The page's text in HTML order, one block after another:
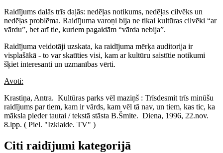
Raidījums dalās trīs daļās: nedēļas notikums, nedēļas cilvēks un
nedēļas problēma. Raidījuma varoņi bija ne tikai kultūras cilvēki “ar
vārdu”, bet arī tie, kuriem pagaidām “vārda nebija”.
Raidījuma veidotāji uzskata, ka raidījuma mērķa auditorija ir
visplašākā - to var skatīties visi, kam ar kultūru saistītie notikumi
šķiet interesanti un uzmanības vērti.
Avoti:
Krastiņa, Antra. Kultūras parks vēl maziņš : Trīsdesmit trīs minūšu
raidījums par tiem, kam ir vārds, kam vēl tā nav, un tiem, kas tic, ka
māksla pieder tautai / tekstā stāsta B.Šmite. Diena, 1996, 22.nov.
8.lpp. ( Piel. "Izklaide. TV" )
Citi raidījumi kategorijā